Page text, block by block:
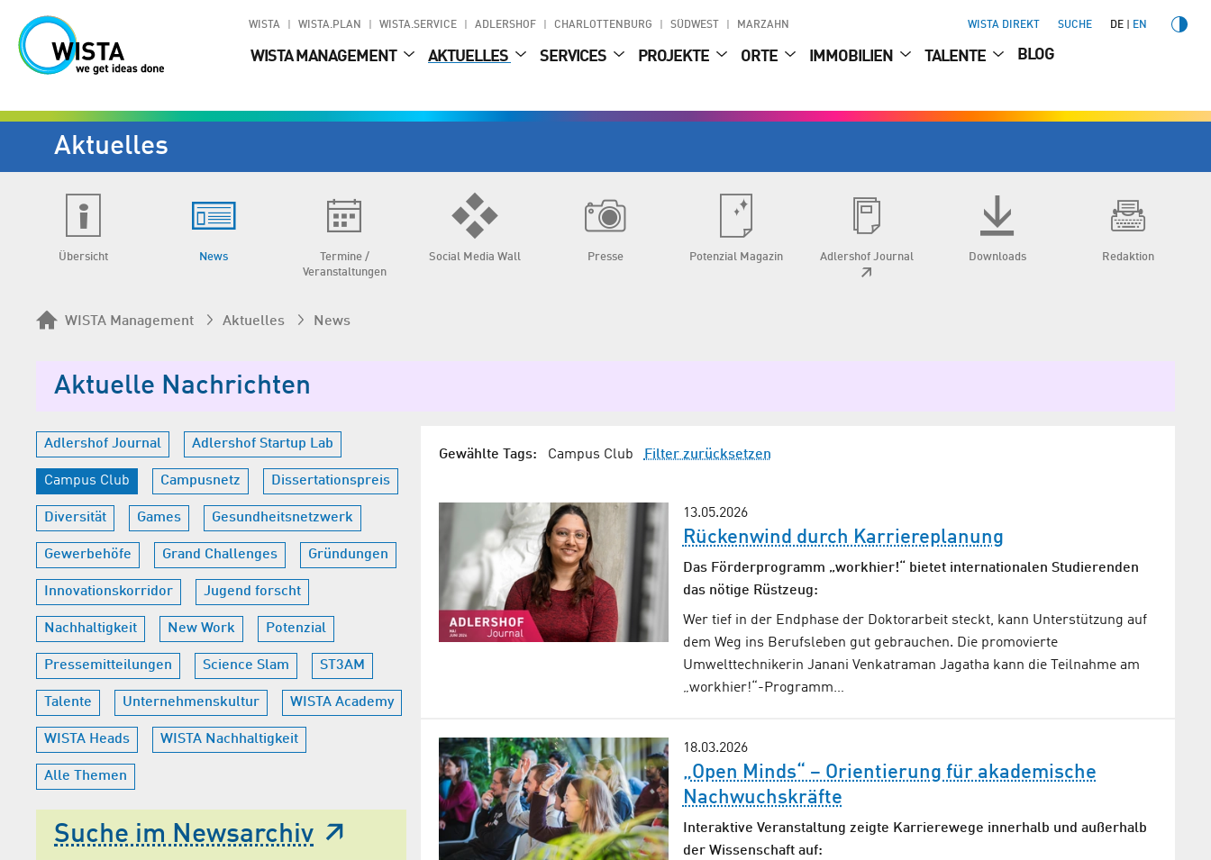
WISTA WISTA.PLAN WISTA.SERVICE ADLERSHOF CHARLOTTENBURG SÜDWEST MARZAHN WISTA DIREKT SUCHE DE EN
WISTA MANAGEMENT AKTUELLES SERVICES PROJEKTE ORTE IMMOBILIEN TALENTE BLOG
Aktuelles
Übersicht News
Termine /
Veranstaltungen
Social Media Wall Presse Potenzial Magazin Adlershof Journal Downloads Redaktion
WISTA Management Aktuelles News
Aktuelle Nachrichten
Adlershof Journal Adlershof Startup Lab
Campus Club Campusnetz Dissertationspreis
Diversität Games Gesundheitsnetzwerk
Gewerbehöfe Grand Challenges Gründungen
Innovationskorridor Jugend forscht
Nachhaltigkeit New Work Potenzial
Pressemitteilungen Science Slam ST3AM
Talente Unternehmenskultur WISTA Academy
WISTA Heads WISTA Nachhaltigkeit
Alle Themen
Suche im Newsarchiv
Gewählte Tags: Campus Club Filter zurücksetzen
13.05.2026
Rückenwind durch Karriereplanung
Das Förderprogramm „workhier!“ bietet internationalen Studierenden
das nötige Rüstzeug:
Wer tief in der Endphase der Doktorarbeit steckt, kann Unterstützung auf
dem Weg ins Berufsleben gut gebrauchen. Die promovierte
Umwelttechnikerin Janani Venkatraman Jagatha kann die Teilnahme am
„workhier!“-Programm…
18.03.2026
„Open Minds“ – Orientierung für akademische
Nachwuchskräfte
Interaktive Veranstaltung zeigte Karrierewege innerhalb und außerhalb
der Wissenschaft auf: